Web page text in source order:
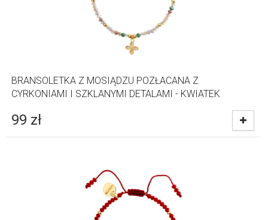
BRANSOLETKA Z MOSIĄDZU POZŁACANA Z
CYRKONIAMI I SZKLANYMI DETALAMI - KWIATEK
99 zł